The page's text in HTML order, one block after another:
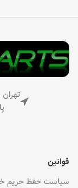
قوانین
سیاست حفظ حریم